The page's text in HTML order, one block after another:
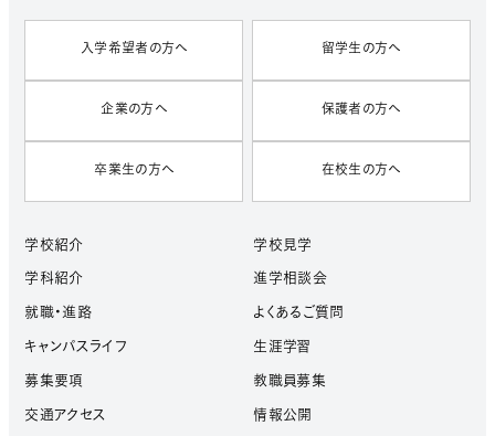
入学希望者の方へ 留学生の方へ
企業の方へ 保護者の方へ
卒業生の方へ 在校生の方へ
学校紹介
学科紹介
就職・進路
キャンパスライフ
募集要項
交通アクセス
学校見学
進学相談会
よくあるご質問
生涯学習
教職員募集
情報公開